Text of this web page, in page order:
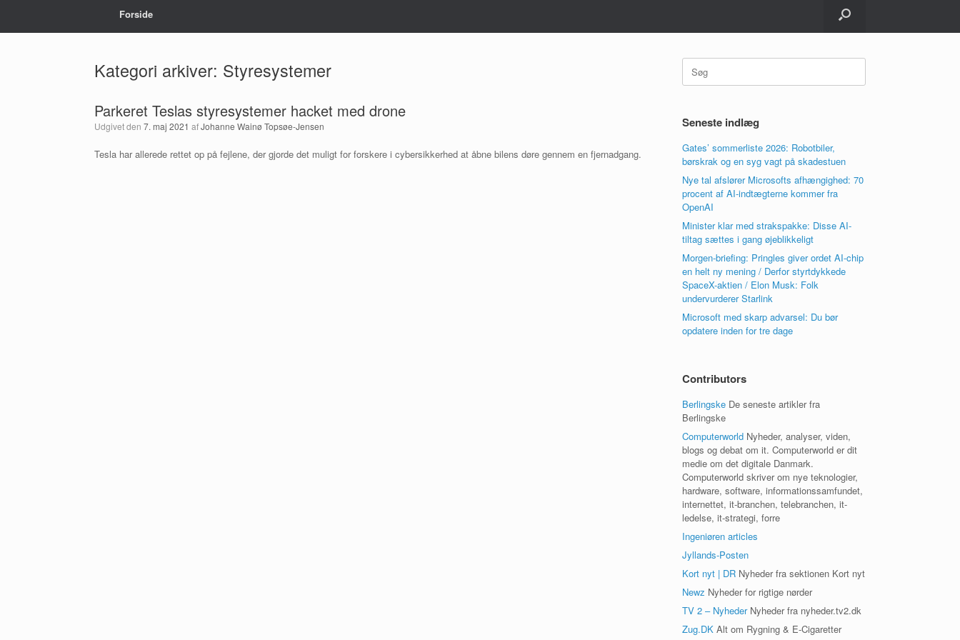
Forside
Kategori arkiver: Styresystemer
Parkeret Teslas styresystemer hacket med drone
Udgivet den 7. maj 2021 afJohanne Wainø Topsøe-Jensen
Tesla har allerede rettet op på fejlene, der gjorde det muligt for forskere i cybersikkerhed at åbne bilens døre gennem en fjernadgang.
Søg
efter:
Seneste indlæg
Gates’ sommerliste 2026: Robotbiler,
børskrak og en syg vagt på skadestuen
Nye tal afslører Microsofts afhængighed: 70
procent af AI-indtægterne kommer fra
OpenAI
Minister klar med strakspakke: Disse AI-
tiltag sættes i gang øjeblikkeligt
Morgen-briefing: Pringles giver ordet AI-chip
en helt ny mening / Derfor styrtdykkede
SpaceX-aktien / Elon Musk: Folk
undervurderer Starlink
Microsoft med skarp advarsel: Du bør
opdatere inden for tre dage
Contributors
Berlingske De seneste artikler fra
Berlingske
Computerworld Nyheder, analyser, viden,
blogs og debat om it. Computerworld er dit
medie om det digitale Danmark.
Computerworld skriver om nye teknologier,
hardware, software, informationssamfundet,
internettet, it-branchen, telebranchen, it-
ledelse, it-strategi, forre
Ingeniøren articles
Jyllands-Posten
Kort nyt | DR Nyheder fra sektionen Kort nyt
Newz Nyheder for rigtige nørder
TV 2 – NyhederNyheder fra nyheder.tv2.dk
Zug.DK Alt om Rygning & E-Cigaretter